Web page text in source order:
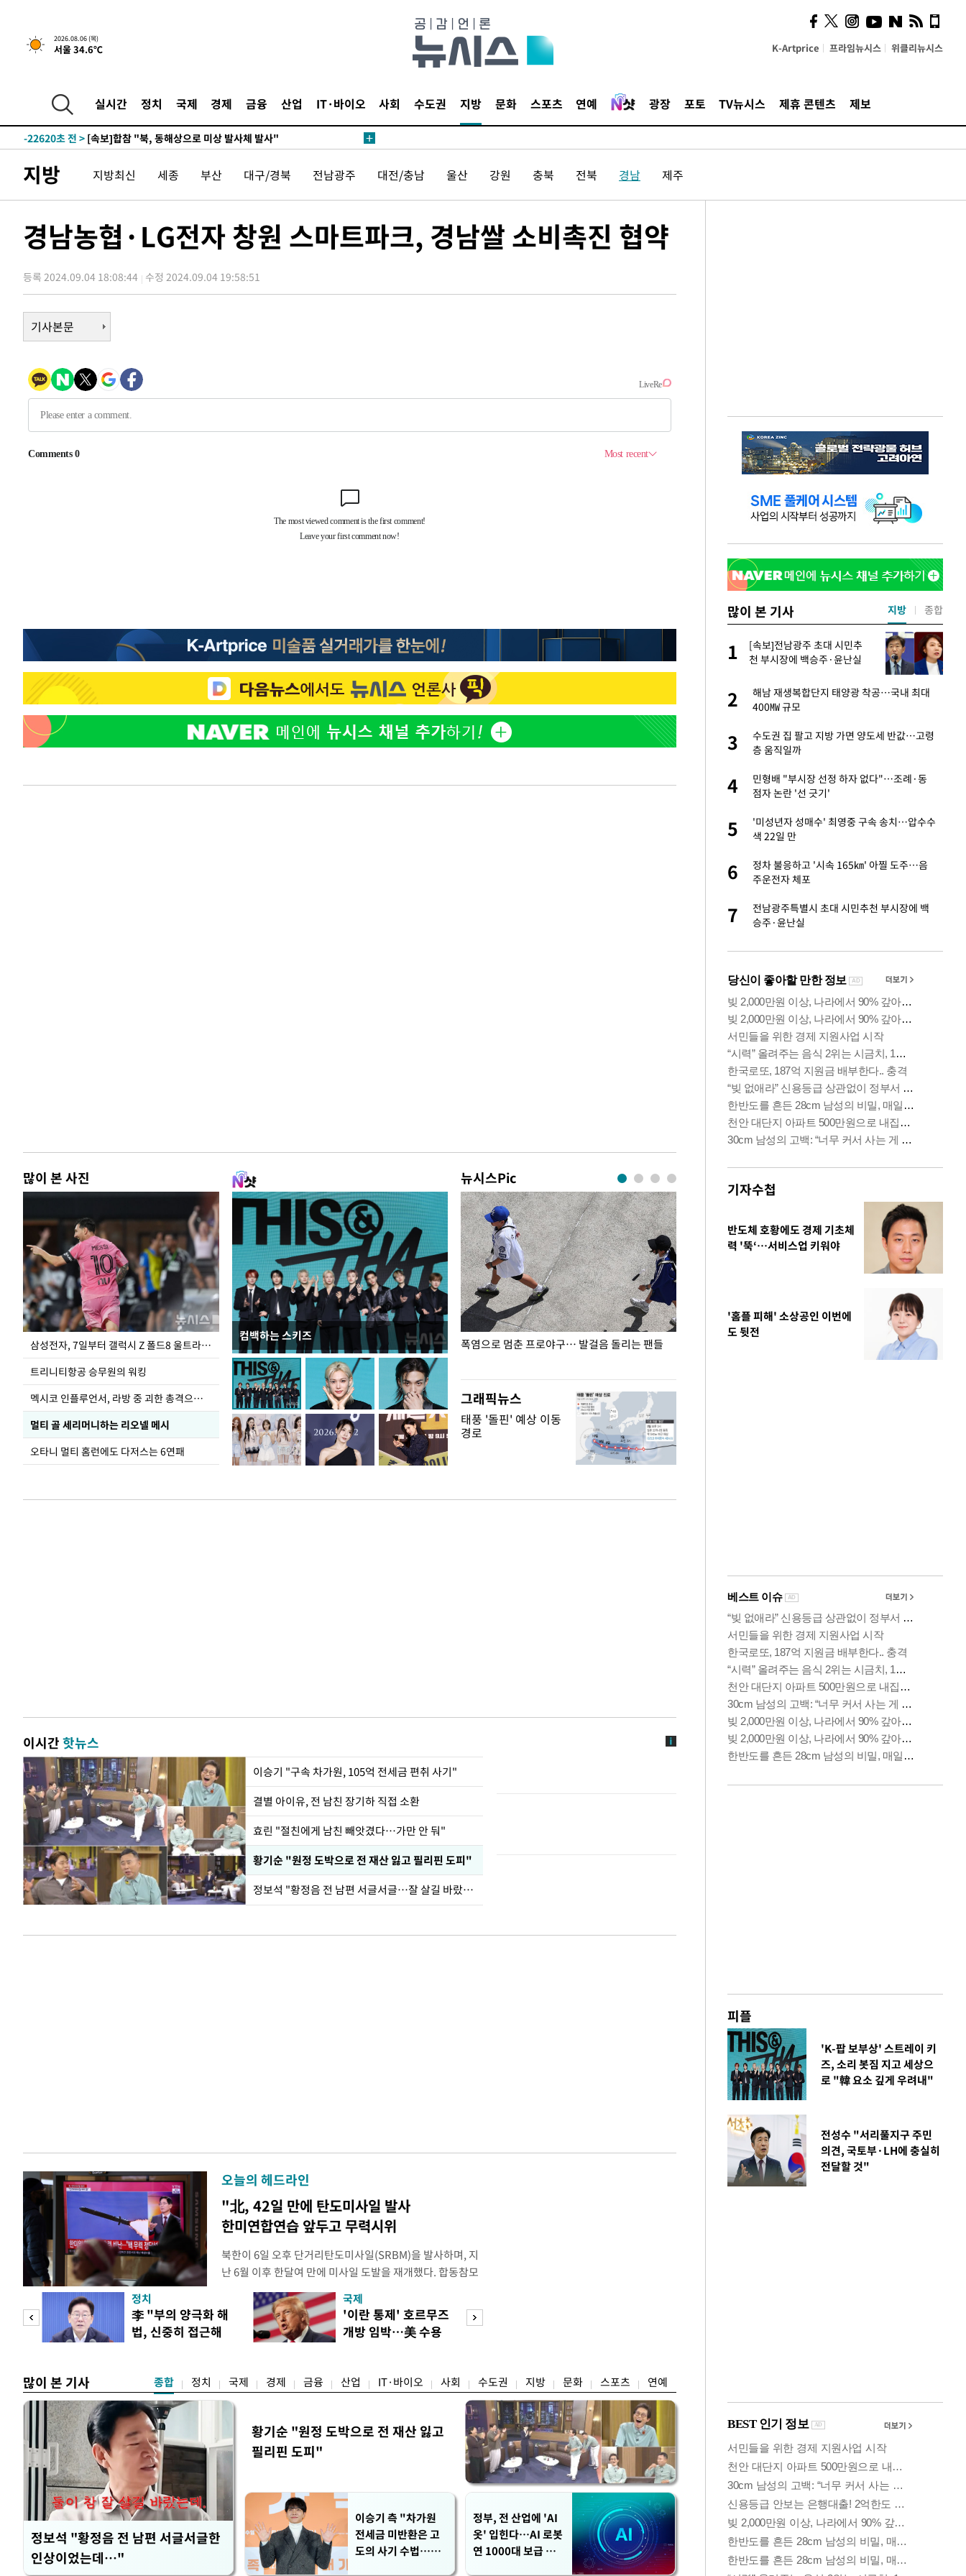
2026.08.06 (목)
서울 34.6℃ K-Artprice 프라임뉴시스 위클리뉴시스
실시간 정치 국제 경제 금융 산업 IT·바이오 사회 수도권 지방 문화 스포츠 연예 광장 포토 TV뉴시스 제휴 콘텐츠 제보
19분 전 >[속보]경찰, '홍명보 선임 논란' 대한축구협회·축구회관 등 압수수색
-25036초 전 >[속보]합참 "北 발사체는 단거리탄도미사일…감시·경계태세 강
-23214초 전 >
[속보] SKT, 에이닷 서비스 장애 발생…"원인 파악 중"
-22620초 전 >
-22016초 전 > '낮 최고 39도' 불볕더위…한밤 열대야도 계속[내일날씨]
-21637초 전 >
"韓 외환시장 개입 관측 배경엔 美의 대한국 무역적자 있어"
-21464초 전 >'월드컵 탈락 후폭풍' 축구협회…초유의 압수수색에 '충격·당황'
-20866초 전 >[속보]종합특검, 대검 추가 압수수색…내란 중요임무종사 혐의
-16891초 전 >[속보]코스피, 301.88포인트(4.58%) 내린 6296.38 마감
-16756초 전 >[속보]원·달러 환율, 0.7원 내린 1423.8원 마감
-14355초 전 >
-11400초 전 >손흥민, 5경기 연속골 실패…LAFC는 승부차기 끝 과달라하라 격파
-3638초 전 > 트럼프, 한국계 진보 주지사 후보 맹공…"공산주의가 최대 위협"
-3616초 전 >"美간섭에 합의 지연"…트럼프, '이란 호르무즈 통제권' 수용할까
-136초 전 >[속보]산업장관 "李정부, 원전 반대 안해…안정 전력 위해 불가피"
-25036초 전 >
[속보]합참 "북, 동해상으로 미상 발사체 발사"
'낮 최고 39도' 불볕더위…한밤 열대야도 계속[내일날씨]
-20866초 전 >
[속보]종합특검, 대검 추가 압수수색…내란 중요임무종사 혐의
-16961초 전 >[속보]코스닥, 800p 회복…0.26% 오른 801.67 마감
-16891초 전 >
[속보]코스피, 301.88포인트(4.58%) 내린 6296.38 마감
-16756초 전 >[속보]원·달러 환율, 0.7원 내린 1423.8원 마감
-14355초 전 >
"여기 떨어졌다"…다누리, 스페이스X 로켓 달 충돌 흔적 포착
-11400초 전 >
손흥민, 5경기 연속골 실패…LAFC는 승부차기 끝 과달라하라 격파
-3638초 전 >트럼프, 한국계 진보 주지사 후보 맹공…"공산주의가 최대 위협"
지방 지방최신 세종 부산 대구/경북 전남광주 대전/충남 울산 강원 충북 전북 경남 제주
경남농협·LG전자 창원 스마트파크, 경남쌀 소비촉진 협약
등록 2024.09.04 18:08:44 수정 2024.09.04 19:58:51
기사본문
많이 본 사진
삼성전자, 7일부터 갤럭시 Z 폴드8 울트라·폴드8·플립8 출시
트리니티항공 승무원의 워킹
멕시코 인플루언서, 라방 중 괴한 총격으로 사망
멀티 골 세리머니하는 리오넬 메시
오타니 멀티 홈런에도 다저스는 6연패
컴백하는 스키즈
뉴시스Pic
입추 하루 앞둔 전남광주… 열화상 카메라에 담긴
폭염
폭염으로 멈춘 프로야구… 발걸음 돌리는 팬들
이 대통령, '청년 대책 속도 높여야…폭염 문제도 입추 코앞인데
그래픽뉴스
태풍 '돌핀' 예상 이동
경로
이시간핫뉴스
이승기 "구속 차가원, 105억 전세금 편취 사기"
결별 아이유, 전 남친 장기하 직접 소환
효린 "절친에게 남친 빼앗겼다…가만 안 둬"
황기순 "원정 도박으로 전 재산 잃고 필리핀 도피"
정보석 "황정음 전 남편 서글서글…잘 살길 바랐는데"
오늘의 헤드라인
"北, 42일 만에 탄도미사일 발사
한미연합연습 앞두고 무력시위
북한이 6일 오후 단거리탄도미사일(SRBM)을 발사하며, 지
난 6월 이후 한달여 만에 미사일 도발을 재개했다. 합동참모
본부에 따르면 우리 군은 6일 오후 5시께 북한 원산 일대에
서 동해상으로 발사된 단거리 탄도미사일 1발을 포착했다.
정확한 제원에 대해서는 한미가 정밀 분석 중에 있다. 한미
정보당국은 발사 초기부터 관련 동향을 추적 및 공
정치
李 "부의 양극화 해
법, 신중히 접근해
국제
'이란 통제' 호르무즈
개방 임박…美 수용
많이 본 기사 종합 정치 국제 경제 금융 산업 IT·바이오 사회 수도권 지방 문화 스포츠 연예
정보석 "황정음 전 남편 서글서글한
인상이었는데…"
황기순 "원정 도박으로 전 재산 잃고
필리핀 도피"
이승기 측 "차가원
전세금 미반환은 고
도의 사기 수법…엄
정부, 전 산업에 'AI
옷' 입힌다…AI 로봇
연 1000대 보급 추
많이 본 기사
정보석 "황정음 전 남편 서글
서글한 인상이었는데…"
2
도피"
3
이승기 측 "차가원 전세금 미반환은 고도의
사기 수법…엄벌 원해"
4
1
[속보]전남광주 초대 시민추
천 부시장에 백승주·윤난실
2
해남 재생복합단지 태양광 착공…국내 최대
400㎿ 규모
3
수도권 집 팔고 지방 가면 양도세 반값…고령
층 움직일까
4
민형배 "부시장 선정 하자 없다"…조례·동
점자 논란 '선 긋기'
5
'미성년자 성매수' 최영중 구속 송치…압수수
색 22일 만
6
정차 불응하고 '시속 165㎞' 아찔 도주…음
주운전자 체포
7
전남광주특별시 초대 시민추천 부시장에 백
승주·윤난실
지방 종합
기자수첩
반도체 호황에도 경제 기초체
력 '뚝‘…서비스업 키워야
'홈플 피해' 소상공인 이번에
도 뒷전
피플
'K-팝 보부상' 스트레이 키
즈, 소리 봇짐 지고 세상으
로 "韓 요소 깊게 우려내"
전성수 "서리풀지구 주민
의견, 국토부·LH에 충실히
전달할 것"